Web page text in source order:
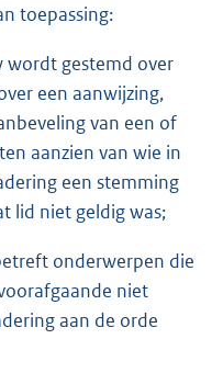
toepassing:
wordt gestemd over
een aanwijzing,
van een of
aanzien van wie in
een stemming
lid niet geldig was;
onderwerpen die
niet
aan de orde